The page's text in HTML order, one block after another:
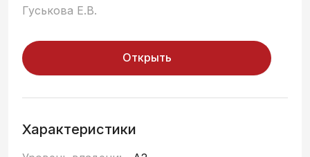
Гуськова Е.В.
Открыть
Характеристики